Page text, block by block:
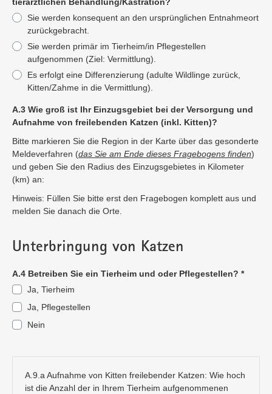
Sie werden konsequent an den ursprünglichen Entnahmeort
zurückgebracht.
Sie werden primär im Tierheim/in Pflegestellen
aufgenommen (Ziel: Vermittlung).
Es erfolgt eine Differenzierung (adulte Wildlinge zurück,
Kitten/Zahme in die Vermittlung).
A.3 Wie groß ist Ihr Einzugsgebiet bei der Versorgung und
Aufnahme von freilebenden Katzen (inkl. Kitten)?
Bitte markieren Sie die Region in der Karte über das gesonderte
Meldeverfahren (das Sie am Ende dieses Fragebogens finden)
und geben Sie den Radius des Einzugsgebietes in Kilometer
(km) an:
Hinweis: Füllen Sie bitte erst den Fragebogen komplett aus und
melden Sie danach die Orte.
Unterbringung von Katzen
A.4 Betreiben Sie ein Tierheim und oder Pflegestellen? *
Ja, Tierheim
Ja, Pflegestellen
Nein
A.9.a Aufnahme von Kitten freilebender Katzen: Wie hoch
ist die Anzahl der in Ihrem Tierheim aufgenommenen